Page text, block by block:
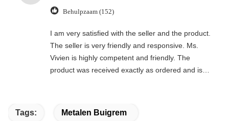
Behulpzaam (152)
I am very satisfied with the seller and the product.
The seller is very friendly and responsive. Ms.
Vivien is highly competent and friendly. The
product was received exactly as ordered and is of
Tags: Metalen Buigrem